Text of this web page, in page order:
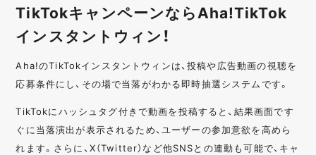
TikTokキャンペーンならAha!TikTok
インスタントウィン！
Aha!のTikTokインスタントウィンは、投稿や広告動画の視聴を
応募条件にし、その場で当落がわかる即時抽選システムです。
TikTokにハッシュタグ付きで動画を投稿すると、結果画面です
ぐに当落演出が表示されるため、ユーザーの参加意欲を高めら
れます。さらに、X（Twitter）など他SNSとの連動も可能で、キャ